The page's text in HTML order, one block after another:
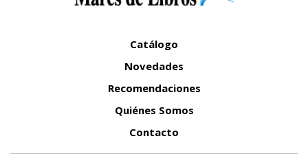
Catálogo
Novedades
Recomendaciones
Quiénes Somos
Contacto